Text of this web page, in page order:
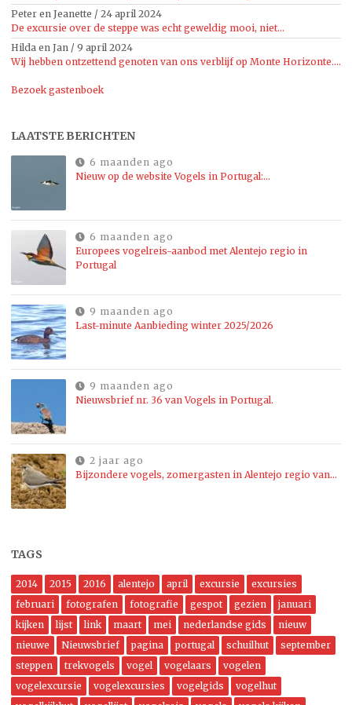
Peter en Jeanette / 24 april 2024
De excursie over de steppe was echt geweldig mooi, niet...
Hilda en Jan / 9 april 2024
Wij hebben ontzettend genoten van ons verblijf op Monte Horizonte....
Bezoek gastenboek
LAATSTE BERICHTEN
6 maanden ago
Nieuw op de website Vogels in Portugal:…
6 maanden ago
Europees vogelreis-aanbod met Alentejo regio in
Portugal
9 maanden ago
Last-minute Aanbieding winter 2025/2026
9 maanden ago
Nieuwsbrief nr. 36 van Vogels in Portugal.
2 jaar ago
Bijzondere vogels, zomergasten in Alentejo regio van…
TAGS
2014 2015 2016 alentejo april excursie
excursies
februari
fotografen fotografie gespot gezien
januari
kijken
lijst link maart mei nederlandse gids
nieuw
nieuwe
Nieuwsbrief pagina portugal schuilhut
september
steppen
trekvogels vogel vogelaars
vogelen
vogelexcursie
vogelexcursies vogelgids
vogelhut